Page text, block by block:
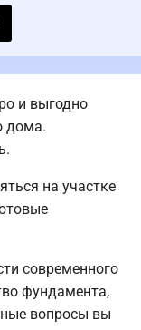
и выгодно
дома.
на участке
современного
фундамента,
вопросы вы